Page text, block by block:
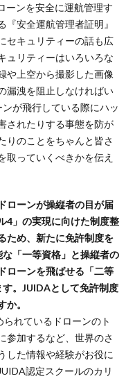
ーンを安全に運航管理す
安全運航管理者証明』
セキュリティーの話も広
ュリティーはいろいろな
や上空から撮影した画像
漏洩を阻止しなければい
が飛行している際にハッ
されたりする事態を防が
りのことをちゃんと皆さ
取っていくべきかを伝え
ーンが操縦者の目が届
4」の実現に向けた制度整
ため、新たに免許制度を
「一等資格」と操縦者の
ローンを飛ばせる「二等
。JUIDAとして免許制度
。
られているドローンのト
参加するなど、世界のさ
した情報や経験がお役に
認定スクールのカリ